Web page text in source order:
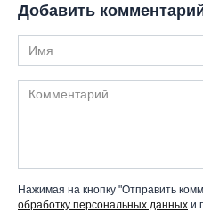
Добавить
Имя
Комментарий
Нажимая на кнопку "Отправить
обработку персональных данных и